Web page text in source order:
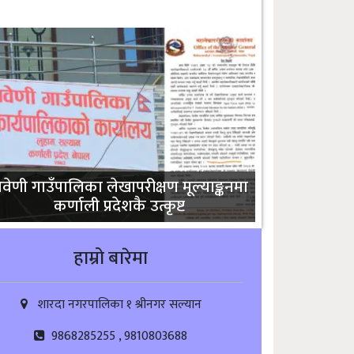
गाउँपालिका लेखापरीक्षण मूल्याङ्कनमा
कर्णाली प्रदेशकै उत्कृष्ट
हाम्रो बारेमा
शारदा नगरपालिका १ श्रीनगर सल्यान
9868285255 , 9810803688